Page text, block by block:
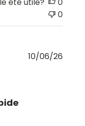
0
10/06/26